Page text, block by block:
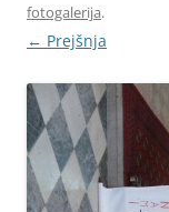
fotogalerija.
← Prejšnja